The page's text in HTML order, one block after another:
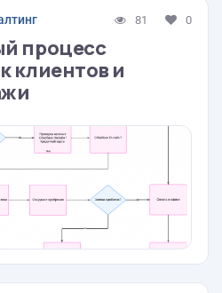
81 0
процесс
клиентов и